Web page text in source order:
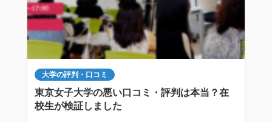
大学の評判・口コミ
東京女子大学の悪い口コミ・評判は本当？在
校生が検証しました